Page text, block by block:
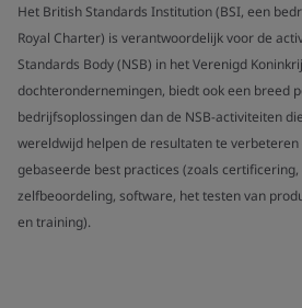
Het British Standards Institution (BSI, een
Royal Charter) is verantwoordelijk voor de
Standards Body (NSB) in het Verenigd
dochterondernemingen, biedt ook een breed
bedrijfsoplossingen dan de NSB-activiteiten
wereldwijd helpen de resultaten te
gebaseerde best practices (zoals
zelfbeoordeling, software, het testen van
en training).